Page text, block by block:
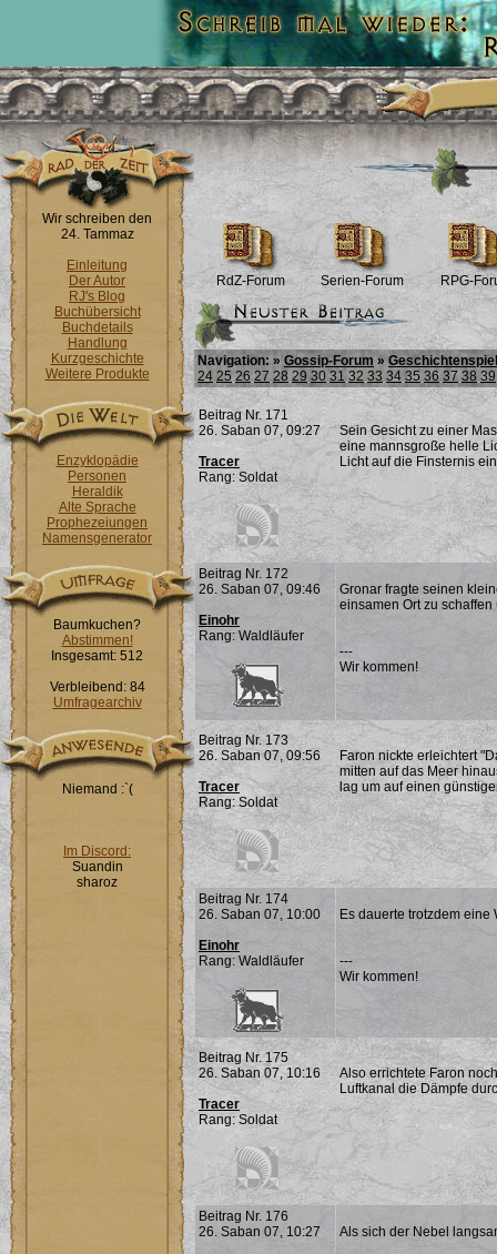
Wir schreiben den
24. Tammaz
Einleitung
Der Autor
RJ's Blog
Buchübersicht
Buchdetails
Handlung
Kurzgeschichte
Weitere Produkte
Enzyklopädie
Personen
Heraldik
Alte Sprache
Prophezeiungen
Namensgenerator
Baumkuchen?
Abstimmen!
Insgesamt: 512
Verbleibend: 84
Umfragearchiv
Niemand :`(
Im Discord:
Suandin
sharoz
RdZ-Forum Serien-Forum RPG-
Navigation: » Gossip-Forum » Geschichtenspiel
24 25 26 27 28 29 30 31 32 33 34 35 36 37 38 39
Beitrag Nr. 171
26. Saban 07, 09:27
Tracer
Rang: Soldat
Sein Gesicht zu einer
eine mannsgroße helle
Licht auf die Finsternis
Beitrag Nr. 172
26. Saban 07, 09:46
Einohr
Rang: Waldläufer
Gronar fragte seinen
einsamen Ort zu
---
Wir kommen!
Beitrag Nr. 173
26. Saban 07, 09:56
Tracer
Rang: Soldat
Faron nickte erleichtert
mitten auf das Meer
lag um auf einen
Beitrag Nr. 174
26. Saban 07, 10:00
Einohr
Rang: Waldläufer
Es dauerte trotzdem
---
Wir kommen!
Beitrag Nr. 175
26. Saban 07, 10:16
Tracer
Rang: Soldat
Also errichtete Faron
Luftkanal die Dämpfe
Beitrag Nr. 176
26. Saban 07, 10:27
Als sich der Nebel